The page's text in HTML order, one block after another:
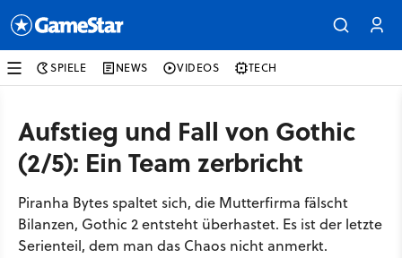
SPIELE NEWS VIDEOS TECH
Aufstieg und Fall von Gothic
(2/5): Ein Team zerbricht
Piranha Bytes spaltet sich, die Mutterfirma fälscht
Bilanzen, Gothic 2 entsteht überhastet. Es ist der letzte
Serienteil, dem man das Chaos nicht anmerkt.